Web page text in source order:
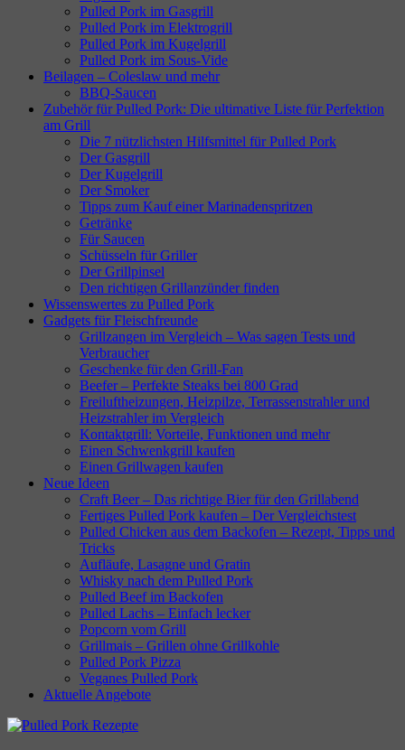
Pulled Pork im Gasgrill
Pulled Pork im Elektrogrill
Pulled Pork im Kugelgrill
Pulled Pork im Sous-Vide
Beilagen – Coleslaw und mehr
BBQ-Saucen
Zubehör für Pulled Pork: Die ultimative Liste für Perfektion
am Grill
Die 7 nützlichsten Hilfsmittel für Pulled Pork
Der Gasgrill
Der Kugelgrill
Der Smoker
Tipps zum Kauf einer Marinadenspritzen
Getränke
Für Saucen
Schüsseln für Griller
Der Grillpinsel
Den richtigen Grillanzünder finden
Wissenswertes zu Pulled Pork
Gadgets für Fleischfreunde
Grillzangen im Vergleich – Was sagen Tests und
Verbraucher
Geschenke für den Grill-Fan
Beefer – Perfekte Steaks bei 800 Grad
Freiluftheizungen, Heizpilze, Terrassenstrahler und
Heizstrahler im Vergleich
Kontaktgrill: Vorteile, Funktionen und mehr
Einen Schwenkgrill kaufen
Einen Grillwagen kaufen
Neue Ideen
Craft Beer – Das richtige Bier für den Grillabend
Fertiges Pulled Pork kaufen – Der Vergleichstest
Pulled Chicken aus dem Backofen – Rezept, Tipps und
Tricks
Aufläufe, Lasagne und Gratin
Whisky nach dem Pulled Pork
Pulled Beef im Backofen
Pulled Lachs – Einfach lecker
Popcorn vom Grill
Grillmais – Grillen ohne Grillkohle
Pulled Pork Pizza
Veganes Pulled Pork
Aktuelle Angebote